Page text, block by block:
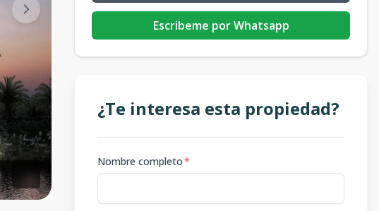
Escribeme por Whatsapp
¿Te interesa esta propiedad?
Nombre completo*